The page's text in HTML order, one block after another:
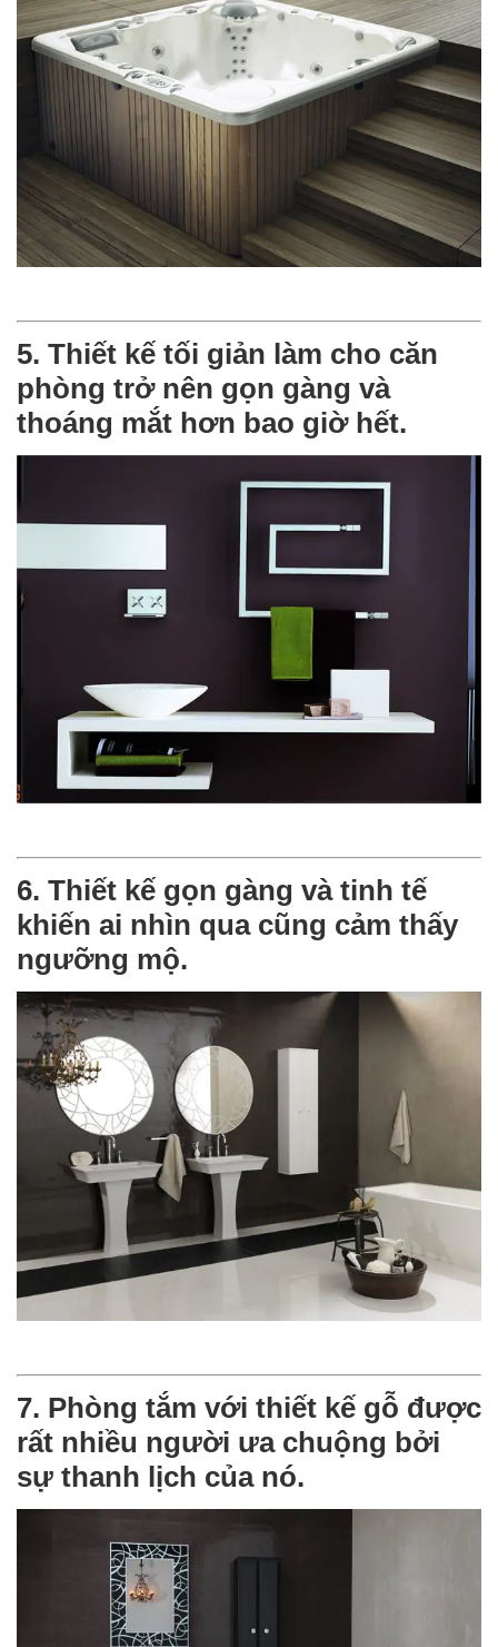
5. Thiết kế tối giản làm cho căn
phòng trở nên gọn gàng và
thoáng mắt hơn bao giờ hết.
6. Thiết kế gọn gàng và tinh tế
khiến ai nhìn qua cũng cảm thấy
ngưỡng mộ.
7. Phòng tắm với thiết kế gỗ được
rất nhiều người ưa chuộng bởi
sự thanh lịch của nó.